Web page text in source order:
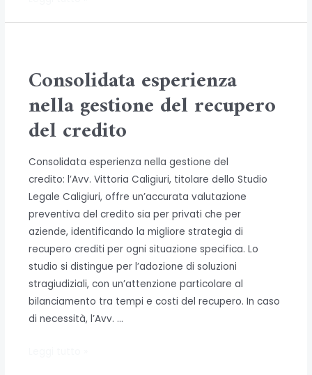
e
aziende
Consolidata esperienza
nella gestione del recupero
del credito
Consolidata esperienza nella gestione del
credito: l’Avv. Vittoria Caligiuri, titolare dello Studio
Legale Caligiuri, offre un’accurata valutazione
preventiva del credito sia per privati che per
aziende, identificando la migliore strategia di
recupero crediti per ogni situazione specifica. Lo
studio si distingue per l’adozione di soluzioni
stragiudiziali, con un’attenzione particolare al
bilanciamento tra tempi e costi del recupero. In caso
di necessità, l’Avv. …